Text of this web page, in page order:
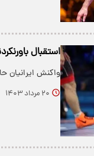
استقبال
واکنش ایرانیان
۲۰ مرداد ۱۴۰۳